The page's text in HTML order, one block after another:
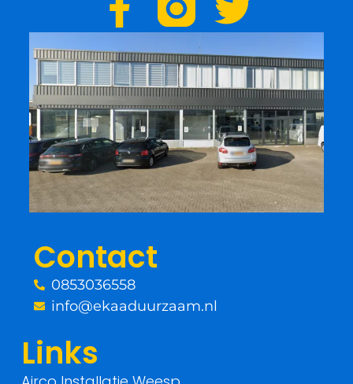
a
c
e
b
o
k
-
w
i
t
t
e
Contact
0853036558
info@ekaaduurzaam.nl
Links